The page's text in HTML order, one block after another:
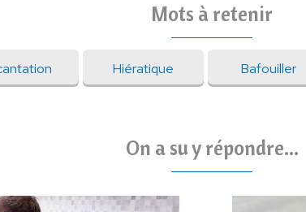
Mots à retenir
Hiératique Bafouiller
On a su y répondre...